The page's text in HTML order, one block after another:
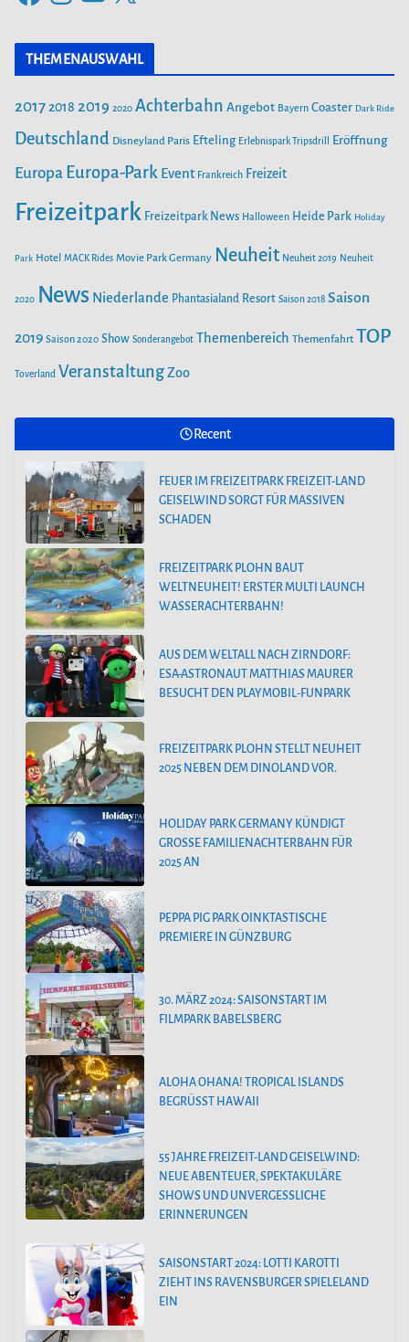
e
n
o
o
t
g
r
m
T
b
e
THEMENAUSWAHL
2017 2018 2019 2020 Achterbahn Angebot Bayern Coaster Dark Ride
Deutschland Disneyland Paris Efteling Erlebnispark Tripsdrill Eröffnung
Europa Europa-Park Event Frankreich Freizeit
Freizeitpark Freizeitpark News Halloween Heide Park Holiday
Park Hotel MACK Rides Movie Park Germany Neuheit Neuheit 2019 Neuheit
2020 News Niederlande Phantasialand Resort Saison 2018 Saison
2019 Saison 2020 Show Sonderangebot Themenbereich Themenfahrt TOP
Toverland VeranstaltungZoo
Recent
FEUER IM FREIZEITPARK FREIZEIT-LAND
GEISELWIND SORGT FÜR MASSIVEN
SCHADEN
FREIZEITPARK PLOHN BAUT
WELTNEUHEIT! ERSTER MULTI LAUNCH
WASSERACHTERBAHN!
AUS DEM WELTALL NACH ZIRNDORF:
ESA-ASTRONAUT MATTHIAS MAURER
BESUCHT DEN PLAYMOBIL-FUNPARK
FREIZEITPARK PLOHN STELLT NEUHEIT
2025 NEBEN DEM DINOLAND VOR.
HOLIDAY PARK GERMANY KÜNDIGT
GROSSE FAMILIENACHTERBAHN FÜR 2
025 AN
PEPPA PIG PARK OINKTASTISCHE
PREMIERE IN GÜNZBURG
30. MÄRZ 2024: SAISONSTART IM
FILMPARK BABELSBERG
ALOHA OHANA! TROPICAL ISLANDS
BEGRÜSST HAWAII
55 JAHRE FREIZEIT-LAND GEISELWIND:
NEUE ABENTEUER, SPEKTAKULÄRE
SHOWS UND UNVERGESSLICHE
ERINNERUNGEN
SAISONSTART 2024: LOTTI KAROTTI
ZIEHT INS RAVENSBURGER SPIELELAND
EIN